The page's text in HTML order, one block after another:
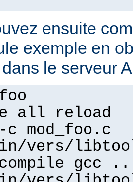
ensuite
exemple en
le serveur
all reload
c mod_foo.c
vers/
gcc